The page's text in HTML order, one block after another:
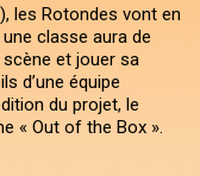
les Rotondes vont en
classe aura de
scène et jouer sa
d’une équipe
du projet, le
« Out of the Box ».